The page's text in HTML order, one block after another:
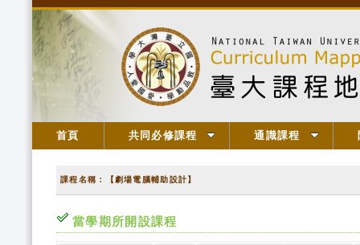
首頁 共同必修課程 通識課程
課程名稱：【劇場電腦輔助設計】
當學期所開設課程